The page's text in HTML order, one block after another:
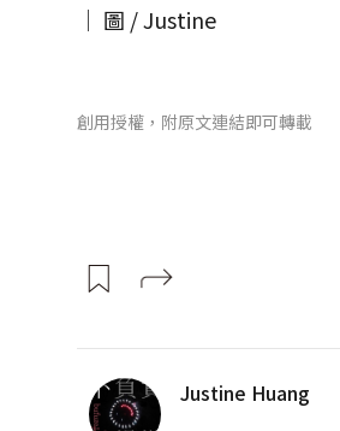
│ 圖 / Justine
創用授權，附原文連結即可轉載
Justine Huang